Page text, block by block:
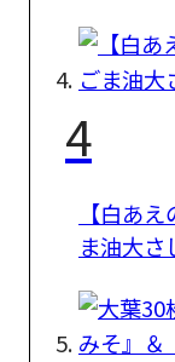
4
【白あ
ま油大さ